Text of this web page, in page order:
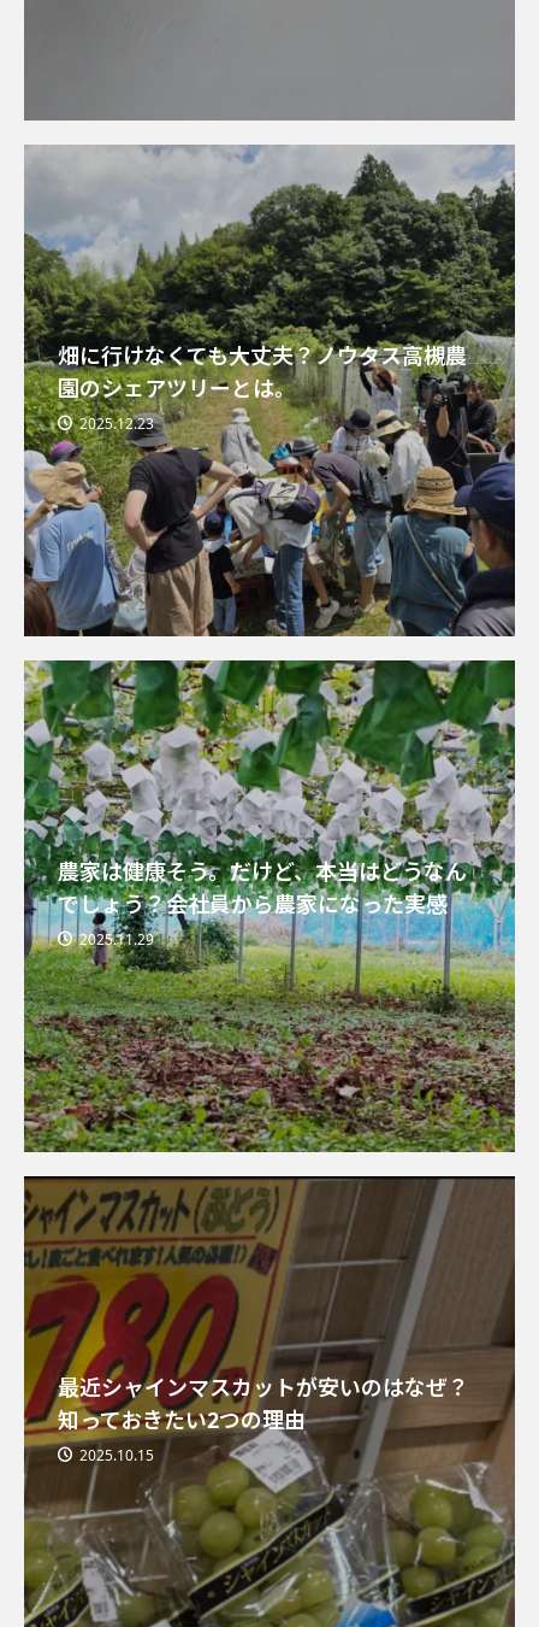
畑に行けなくても大丈夫？ノウタス高槻農
園のシェアツリーとは。
2025.12.23
農家は健康そう。だけど、本当はどうなん
でしょう？会社員から農家になった実感
2025.11.29
最近シャインマスカットが安いのはなぜ？
知っておきたい2つの理由
2025.10.15